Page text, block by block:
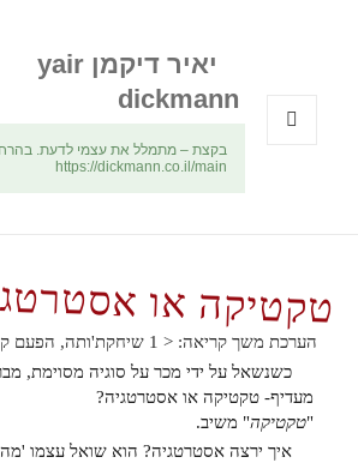
יאיר דיקמן yair
dickmann
בקצת – מתמלל את עצמי לדעת.
https://dickmann.co.il/main
טקטיקה או
הערכת משך קריאה: < 1
שיחקת'ותה, הפעם
כשנשאל על ידי מכר על סוגיה מסוימת,
מעדיף- טקטיקה או אסטרטגיה?
"טקטיקה" משיב.
איך ירצה אסטרטגיה? הוא שואל עצמו